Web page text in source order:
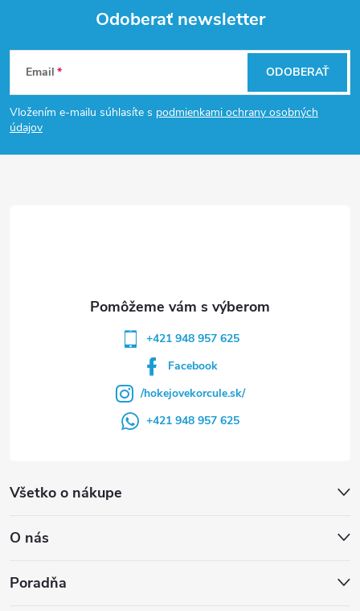
Z
á
p
Odoberať newsletter
Email
Vložením e-mailu súhlasíte s podmienkami ochrany osobných
údajov
ODOBERAŤ
Všetko o nákupe
O nás
Poradňa
+421 948 957 625
Facebook
/hokejovekorcule.sk/
+421 948 957 625